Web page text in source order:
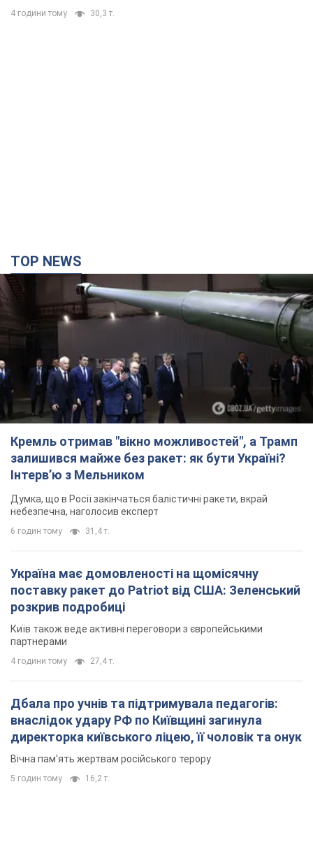
4 години тому 30,3 т.
TOP NEWS
Кремль отримав "вікно можливостей", а Трамп
залишився майже без ракет: як бути Україні?
Інтерв’ю з Мельником
Думка, що в Росії закінчаться балістичні ракети, вкрай
небезпечна, наголосив експерт
6 годин тому 31,4 т.
Україна має домовленості на щомісячну
поставку ракет до Patriot від США: Зеленський
розкрив подробиці
Київ також веде активні переговори з європейськими
партнерами
4 години тому 27,4 т.
Дбала про учнів та підтримувала педагогів:
внаслідок удару РФ по Київщині загинула
директорка київського ліцею, її чоловік та онук
Вічна пам'ять жертвам російського терору
5 годин тому 16,2 т.